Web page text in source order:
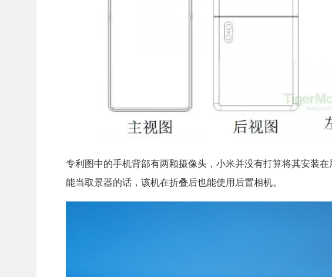
专利图中的手机背部有两颗摄像头，小米并没有打算将其安装
能当取景器的话，该机在折叠后也能使用后置相机。